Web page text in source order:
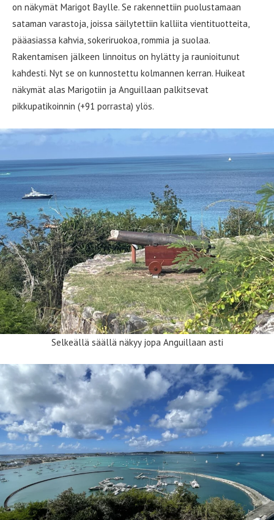
on näkymät Marigot Baylle. Se rakennettiin puolustamaan
sataman varastoja, joissa säilytettiin kalliita vientituotteita,
pääasiassa kahvia, sokeriruokoa, rommia ja suolaa.
Rakentamisen jälkeen linnoitus on hylätty ja raunioitunut
kahdesti. Nyt se on kunnostettu kolmannen kerran. Huikeat
näkymät alas Marigotiin ja Anguillaan palkitsevat
pikkupatikoinnin (+91 porrasta) ylös.
Selkeällä säällä näkyy jopa Anguillaan asti